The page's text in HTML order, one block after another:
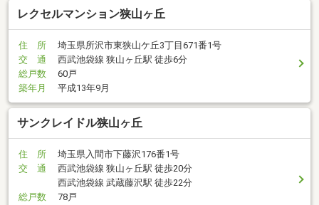
レクセルマンション狭山ヶ丘
住 所
埼玉県所沢市東狭山ケ丘3丁目671番1号
交 通
西武池袋線 狭山ヶ丘駅 徒歩6分
総戸数
60戸
築年月
平成13年9月
サンクレイドル狭山ヶ丘
住 所
埼玉県入間市下藤沢176番1号
交 通
西武池袋線 狭山ヶ丘駅 徒歩20分
西武池袋線 武蔵藤沢駅 徒歩22分
総戸数
78戸